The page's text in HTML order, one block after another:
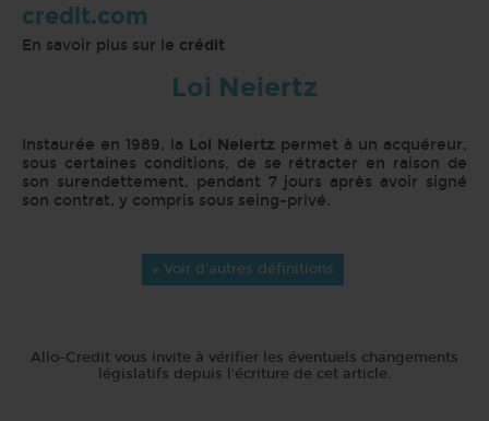
credit.com
En savoir plus sur le crédit
Loi Neiertz
Instaurée en 1989, la Loi Neiertz permet à un acquéreur,
sous certaines conditions, de se rétracter en raison de
son surendettement, pendant 7 jours après avoir signé
son contrat, y compris sous seing-privé.
« Voir d'autres définitions
Allo-Credit vous invite à vérifier les éventuels changements
législatifs depuis l'écriture de cet article.